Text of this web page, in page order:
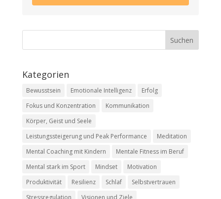
Kategorien
Bewusstsein Emotionale Intelligenz
Erfolg
Fokus und Konzentration
Kommunikation
Körper, Geist und Seele
Leistungssteigerung und Peak Performance
Meditation
Mental Coaching mit Kindern
Mentale Fitness im Beruf
Mental stark im Sport
Mindset
Motivation
Produktivität
Resilienz Schlaf
Selbstvertrauen